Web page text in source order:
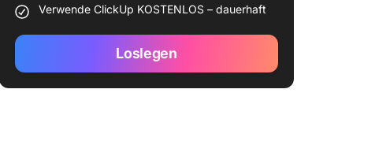
Verwende ClickUp KOSTENLOS – dauerhaft
Loslegen